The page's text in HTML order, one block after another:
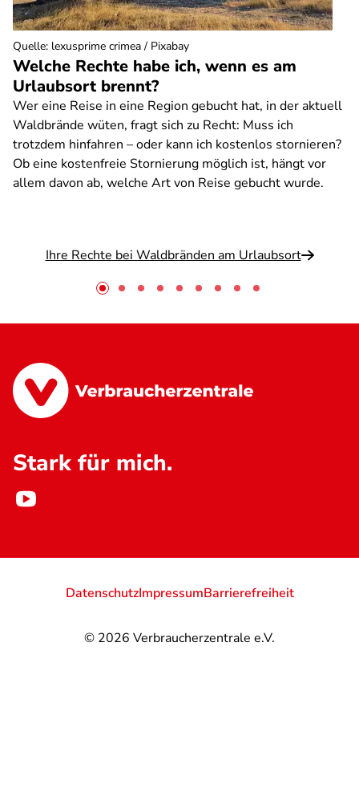
Welche Rechte habe ich, wenn es am
Urlaubsort brennt?
Wer eine Reise in eine Region gebucht hat, in der aktuell
Waldbrände wüten, fragt sich zu Recht: Muss ich
trotzdem hinfahren – oder kann ich kostenlos stornieren?
Ob eine kostenfreie Stornierung möglich ist, hängt vor
allem davon ab, welche Art von Reise gebucht wurde.
Ihre Rechte bei Waldbränden am Urlaubsort
Quelle: lexusprime crimea / Pixabay
Stark für mich.
© 2026 Verbraucherzentrale e.V.
DatenschutzImpressumBarrierefreiheit